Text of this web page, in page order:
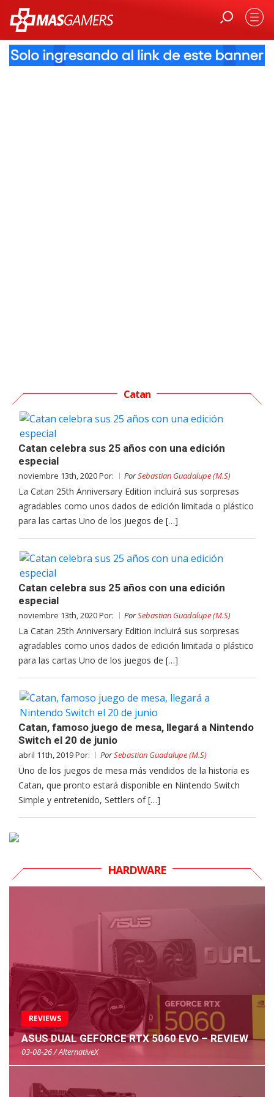
Catan
Catan celebra sus 25 años con una edición
especial
noviembre 13th, 2020 Por: PorSebastian Guadalupe (M.S)
La Catan 25th Anniversary Edition incluirá sus sorpresas
agradables como unos dados de edición limitada o plástico
para las cartas Uno de los juegos de […]
Catan celebra sus 25 años con una edición
especial
noviembre 13th, 2020 Por: PorSebastian Guadalupe (M.S)
La Catan 25th Anniversary Edition incluirá sus sorpresas
agradables como unos dados de edición limitada o plástico
para las cartas Uno de los juegos de […]
Catan, famoso juego de mesa, llegará a Nintendo
Switch el 20 de junio
abril 11th, 2019 Por: PorSebastian Guadalupe (M.S)
Uno de los juegos de mesa más vendidos de la historia es
Catan, que pronto estará disponible en Nintendo Switch
Simple y entretenido, Settlers of […]
HARDWARE
REVIEWS
ASUS DUAL GEFORCE RTX 5060 EVO – REVIEW
03-08-26 / AlternativeX